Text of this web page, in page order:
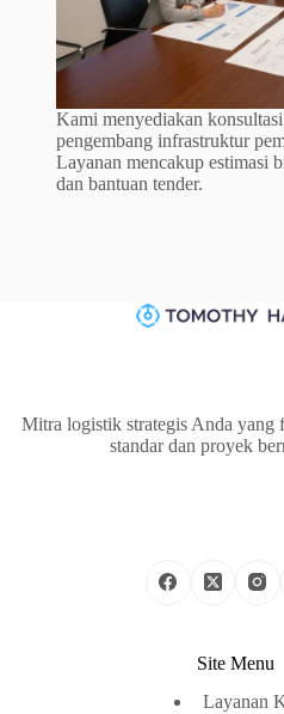
Kami menyediakan
pengembang infrastruktur
Layanan mencakup estimasi
dan bantuan tender.
Mitra logistik strategis Anda yang
standar dan proyek
Site Menu
Layanan